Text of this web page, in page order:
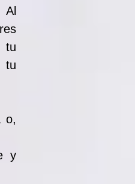
tu
tu
o,
y